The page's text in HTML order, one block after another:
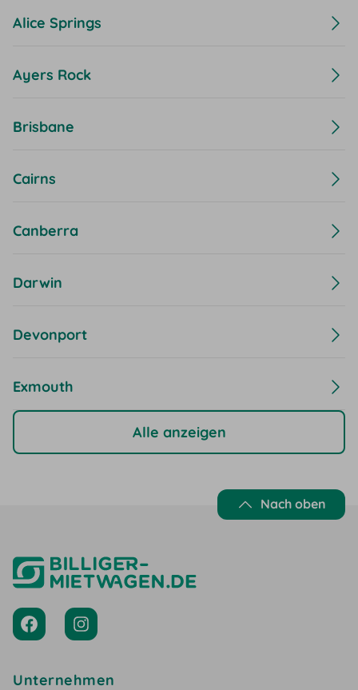
Alice Springs
Ayers Rock
Brisbane
Cairns
Canberra
Darwin
Devonport
Exmouth
Alle anzeigen
Nach oben
Unternehmen